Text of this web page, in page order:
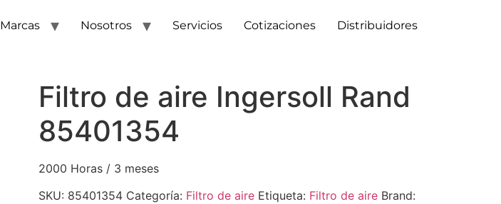
Marcas Nosotros Servicios Cotizaciones Distribuidores
Filtro de aire Ingersoll Rand
85401354
2000 Horas / 3 meses
SKU: 85401354 Categoría: Filtro de aire Etiqueta: Filtro de aire Brand: